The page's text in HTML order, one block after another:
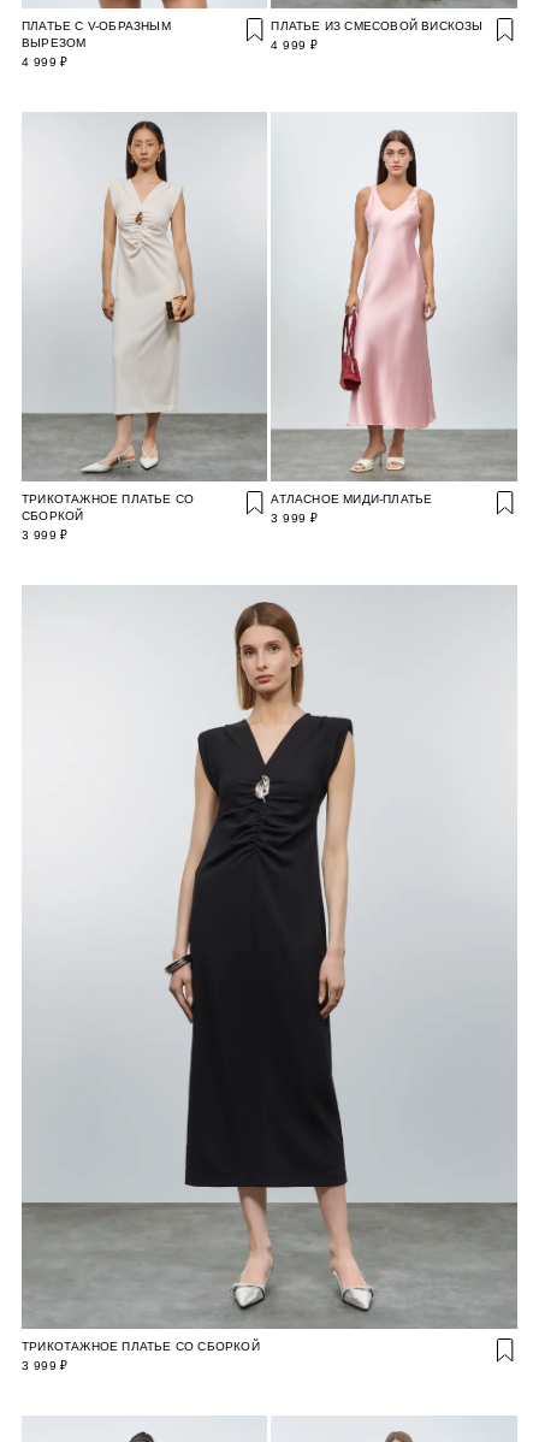
ПЛАТЬЕ С V-ОБРАЗНЫМ
ВЫРЕЗОМ
4 999 ₽
ПЛАТЬЕ ИЗ СМЕСОВОЙ ВИСКОЗЫ
4 999 ₽
ТРИКОТАЖНОЕ ПЛАТЬЕ СО
СБОРКОЙ
3 999 ₽
АТЛАСНОЕ МИДИ-ПЛАТЬЕ
3 999 ₽
ТРИКОТАЖНОЕ ПЛАТЬЕ СО СБОРКОЙ
3 999 ₽